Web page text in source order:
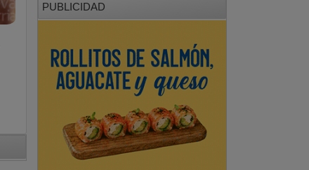
PUBLICIDAD